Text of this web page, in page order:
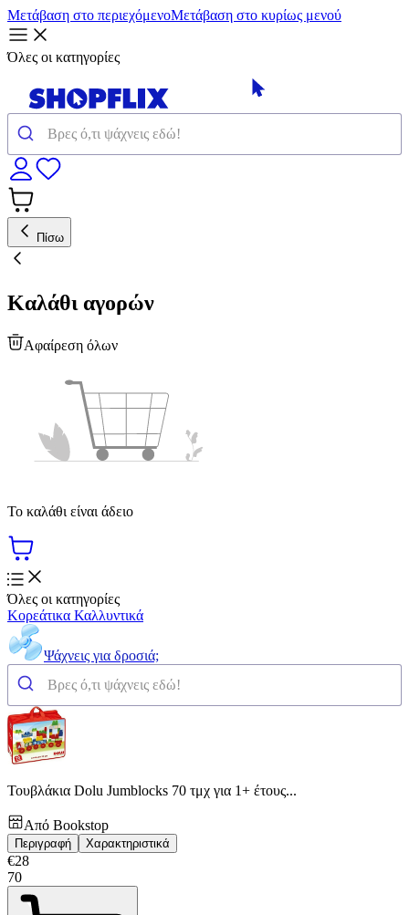
Μετάβαση στο περιεχόμενοΜετάβαση στο κυρίως μενού
Όλες οι κατηγορίες
Πίσω
Καλάθι αγορών
Αφαίρεση όλων
Το καλάθι είναι άδειο
Όλες οι κατηγορίες
Κορεάτικα Καλλυντικά
Ψάχνεις για δροσιά;
Τουβλάκια Dolu Jumblocks 70 τμχ για 1+ έτους...
Από Bookstop
Περιγραφή Χαρακτηριστικά
€28
70